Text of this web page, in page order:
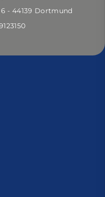
- 44139 Dortmund